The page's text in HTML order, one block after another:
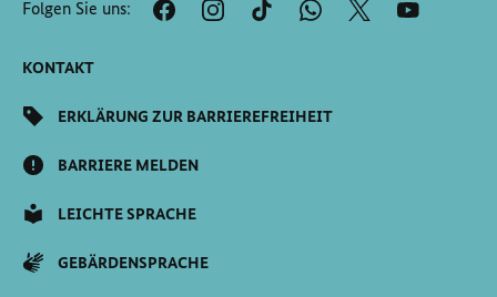
Seite
Folgen Sie uns:
KONTAKT
ERKLÄRUNG ZUR BARRIEREFREIHEIT
BARRIERE MELDEN
LEICHTE SPRACHE
GEBÄRDENSPRACHE